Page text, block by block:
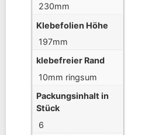
230mm
Klebefolien Höhe
197mm
klebefreier Rand
10mm ringsum
Packungsinhalt in
Stück
6